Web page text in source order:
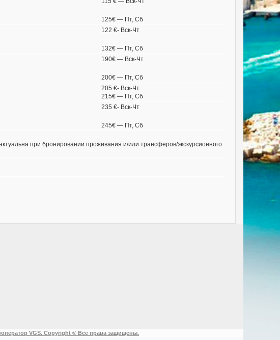
125€ — Пт, Сб
122 €- Вск-Чт
132€ — Пт, Сб
190€ — Вск-Чт
200€ — Пт, Сб
205 €- Вск-Чт
215€ — Пт, Сб
235 €- Вск-Чт
245€ — Пт, Сб
при бронировании проживания и/или трансферов/экскурсионного
VGS. Copyright © Все права защищены.